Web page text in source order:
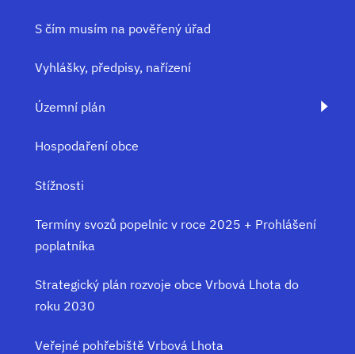
S čím musím na pověřený úřad
Vyhlášky, předpisy, nařízení
Územní plán
Hospodaření obce
Stížnosti
Termíny svozů popelnic v roce 2025 + Prohlášení
poplatníka
Strategický plán rozvoje obce Vrbová Lhota do
roku 2030
Veřejné pohřebiště Vrbová Lhota